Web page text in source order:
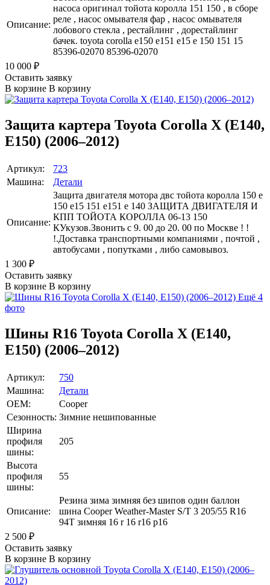
Описание:
насоса оригинал тойота королла 151 150 , в сборе
реле , насос омывателя фар , насос омывателя
лобового стекла , рестайлинг , дорестайлинг
бачек. toyota corolla e150 e151 e15 e 150 151 15
85396-02070 85396-02070
10 000 ₽
Оставить заявку
В корзине В корзину
Защита картера Toyota Corolla X (E140,
E150) (2006–2012)
Артикул:
723
Машина:
Детали
Описание:
Защита двигателя мотора двс тойота королла 150 е
150 е15 151 е151 e 140 ЗАЩИТА ДВИГАТЕЛЯ И
КПП ТОЙОТА КОРОЛЛА 06-13 150
КУкузов.Звонить с 9. 00 до 20. 00 по Москве ! !
!.Доставка транспортными компаниями , почтой ,
автобусами , попутками , либо самовывоз.
1 300 ₽
Оставить заявку
В корзине В корзину
Ещё 4
фото
Шины R16 Toyota Corolla X (E140,
E150) (2006–2012)
Артикул:
750
Машина:
Детали
OEM:
Cooper
Сезонность: Зимние нешипованные
Ширина
профиля
шины:
205
Высота
профиля
шины:
55
Описание:
Резина зима зимняя без шипов один баллон
шина Cooper Weather-Master S/T 3 205/55 R16
94T зимняя 16 r 16 r16 р16
2 500 ₽
Оставить заявку
В корзине В корзину